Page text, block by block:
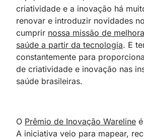
criatividade e a inovação há
renovar e introduzir novidades
cumprir nossa missão de
saúde a partir da tecnologia. E
constantemente para
de criatividade e inovação nas
saúde brasileiras.
O Prêmio de Inovação Wareline
A iniciativa veio para mapear,